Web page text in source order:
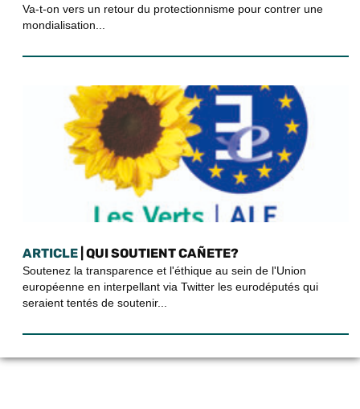
Va-t-on vers un retour du protectionnisme pour contrer une
mondialisation...
ARTICLE | QUI SOUTIENT CAÑETE?
Soutenez la transparence et l'éthique au sein de l'Union
européenne en interpellant via Twitter les eurodéputés qui
seraient tentés de soutenir...